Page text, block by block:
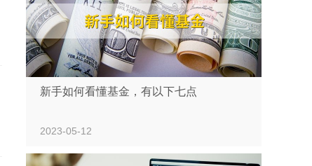
新手如何看懂基金，有以下七点
2023-05-12